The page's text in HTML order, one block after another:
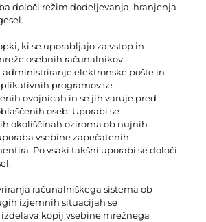
določi režim dodeljevanja, hranjenja
ki se uporabljajo za vstop in
osebnih računalnikov
administriranje elektronske pošte in
programov se
ovojnicah in se jih varuje pred
oseb. Uporabi se
okoliščinah oziroma ob nujnih
vsebine zapečatenih
Po vsaki takšni uporabi se določi
računalniškega sistema ob
izjemnih situacijah se
kopij vsebine mrežnega